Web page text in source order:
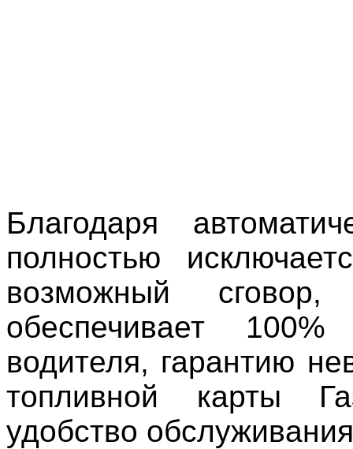
Благодаря
полностью
возможный
обеспечивает
водителя, гарантию
топливной карты
удобство